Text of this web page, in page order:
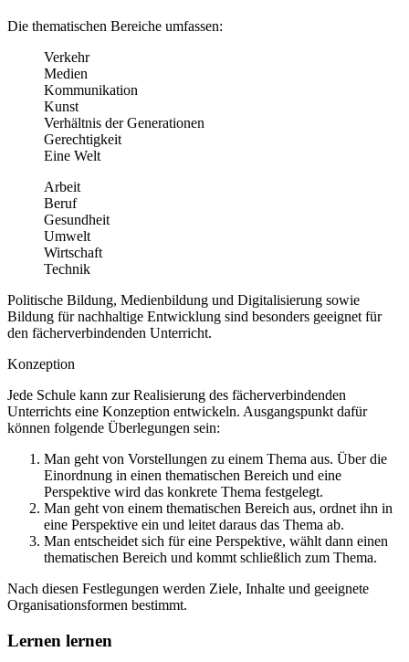
Die thematischen Bereiche umfassen:
Verkehr
Medien
Kommunikation
Kunst
Verhältnis der Generationen
Gerechtigkeit
Eine Welt
Arbeit
Beruf
Gesundheit
Umwelt
Wirtschaft
Technik
Politische Bildung, Medienbildung und Digitalisierung sowie
Bildung für nachhaltige Entwicklung sind besonders geeignet für
den fächerverbindenden Unterricht.
Konzeption
Jede Schule kann zur Realisierung des fächerverbindenden
Unterrichts eine Konzeption entwickeln. Ausgangspunkt dafür
können folgende Überlegungen sein:
Man geht von Vorstellungen zu einem Thema aus. Über die
Einordnung in einen thematischen Bereich und eine
Perspektive wird das konkrete Thema festgelegt.
Man geht von einem thematischen Bereich aus, ordnet ihn in
eine Perspektive ein und leitet daraus das Thema ab.
Man entscheidet sich für eine Perspektive, wählt dann einen
thematischen Bereich und kommt schließlich zum Thema.
Nach diesen Festlegungen werden Ziele, Inhalte und geeignete
Organisationsformen bestimmt.
Lernen lernen